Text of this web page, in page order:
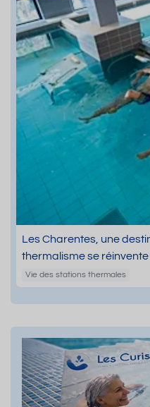
Les Charentes, une
thermalisme se réinvente
Vie des stations thermales